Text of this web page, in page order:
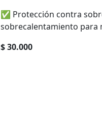
✅ Protección contra
sobrecalentamiento para
$ 30.000